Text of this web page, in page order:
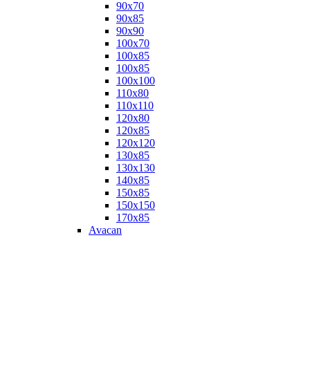
90х70
90х85
90х90
100х70
100х85
100х85
100х100
110х80
110х110
120х80
120х85
120х120
130х85
130х130
140х85
150х85
150х150
170х85
Avacan